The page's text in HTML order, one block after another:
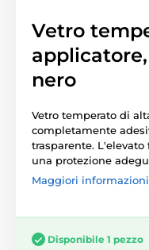
Vetro
applicatore,
nero
Vetro temperato di
completamente
trasparente.
una protezione
Maggiori informazioni
Disponibile 1 pezzo